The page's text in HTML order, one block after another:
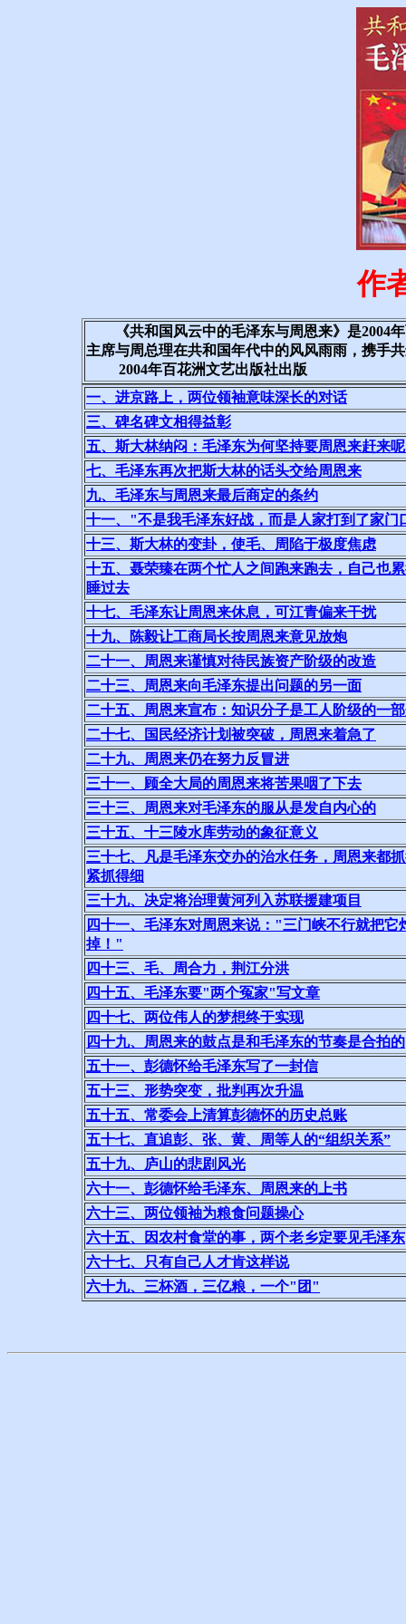
作
《共和国风云中的毛泽东与周恩来》是2004年
主席与周总理在共和国年代中的风风雨雨，携手
2004年百花洲文艺出版社出版
一、进京路上，两位领袖意味深长的对话
三、碑名碑文相得益彰
五、斯大林纳闷：毛泽东为何坚持要周恩来赶来
七、毛泽东再次把斯大林的话头交给周恩来
九、毛泽东与周恩来最后商定的条约
十一、"不是我毛泽东好战，而是人家打到了家门
十三、斯大林的变卦，使毛、周陷于极度焦虑
十五、聂荣臻在两个忙人之间跑来跑去，自己也
睡过去
十七、毛泽东让周恩来休息，可江青偏来干扰
十九、陈毅让工商局长按周恩来意见放炮
二十一、周恩来谨慎对待民族资产阶级的改造
二十三、周恩来向毛泽东提出问题的另一面
二十五、周恩来宣布：知识分子是工人阶级的一
二十七、国民经济计划被突破，周恩来着急了
二十九、周恩来仍在努力反冒进
三十一、顾全大局的周恩来将苦果咽了下去
三十三、周恩来对毛泽东的服从是发自内心的
三十五、十三陵水库劳动的象征意义
三十七、凡是毛泽东交办的治水任务，周恩来都
紧抓得细
三十九、决定将治理黄河列入苏联援建项目
四十一、毛泽东对周恩来说："三门峡不行就把它
掉！"
四十三、毛、周合力，荆江分洪
四十五、毛泽东要"两个冤家"写文章
四十七、两位伟人的梦想终于实现
四十九、周恩来的鼓点是和毛泽东的节奏是合拍的
五十一、彭德怀给毛泽东写了一封信
五十三、形势突变，批判再次升温
五十五、常委会上清算彭德怀的历史总账
五十七、直追彭、张、黄、周等人的“组织关系”
五十九、庐山的悲剧风光
六十一、彭德怀给毛泽东、周恩来的上书
六十三、两位领袖为粮食问题操心
六十五、因农村食堂的事，两个老乡定要见毛泽东
六十七、只有自己人才肯这样说
六十九、三杯酒，三亿粮，一个"团"